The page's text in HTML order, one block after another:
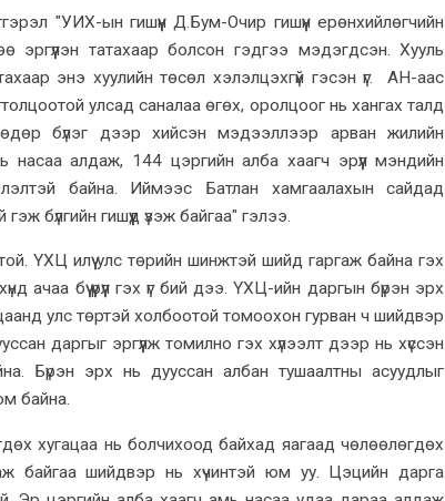
"УИХ-ын гишүүн Д.Бум-Очир гишүүн ерөнхийлөгчийн
эргүүлэн татахаар болсон гэдгээ мэдэгдсэн. Хууль
энэ хуулийн төсөл хэлэлцэхгүй гэсэн үг. АН-аас
улсад саналаа өгөх, оролцоог нь хангах талд
бүлэг дээр хийсэн мэдээллээр арван жилийн
насаа алдаж, 144 цэргийн алба хаагч эрүүл мэндийн
байна. Иймээс Батлан хамгаалахын сайдад
бүлгийн гишүүд үзэж байгаа" гэлээ.
ҮХЦ илүү улс төрийн шинжтэй шийд гаргаж байна гэх
ачаа бүү үүрүүл гэх үг бий дээ. ҮХЦ-ийн даргын бүрэн эрх
улс төртэй холбоотой томоохон гурван ч шийдвэр
даргыг эргүүлж томилно гэх хүлээлт дээр нь хүссэн
Бүрэн эрх нь дууссан албан тушаалтны асуудлыг
байна.
хугацаа нь болчихоод байхад яагаад чөлөөлөгдөх
байгаа шийдвэр нь хүчинтэй юм уу. Цэцийн дарга